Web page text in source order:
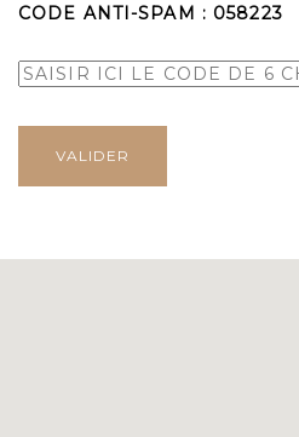
CODE ANTI-SPAM : 058223